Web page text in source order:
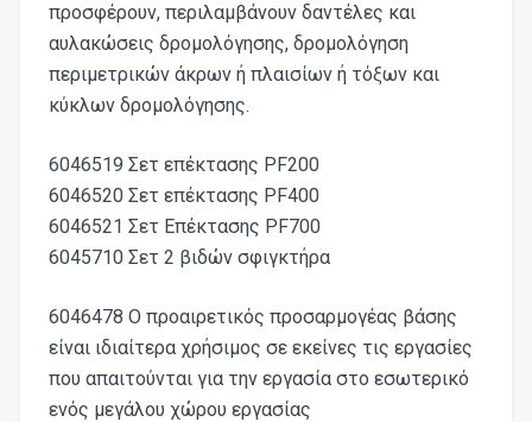
προσφέρουν, περιλαμβάνουν δαντέλες και
αυλακώσεις δρομολόγησης, δρομολόγηση
περιμετρικών άκρων ή πλαισίων ή τόξων και
κύκλων δρομολόγησης.
6046519 Σετ επέκτασης PF200
6046520 Σετ επέκτασης PF400
6046521 Σετ Επέκτασης PF700
6045710 Σετ 2 βιδών σφιγκτήρα
6046478 Ο προαιρετικός προσαρμογέας βάσης
είναι ιδιαίτερα χρήσιμος σε εκείνες τις εργασίες
που απαιτούνται για την εργασία στο εσωτερικό
ενός μεγάλου χώρου εργασίας